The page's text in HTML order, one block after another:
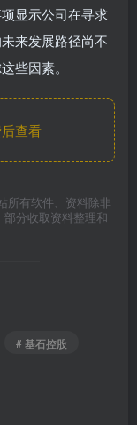
显示公司在寻求
来发展路径尚不
些因素。
查看
所有软件、资料除非
分收取资料整理和
# 基石控股